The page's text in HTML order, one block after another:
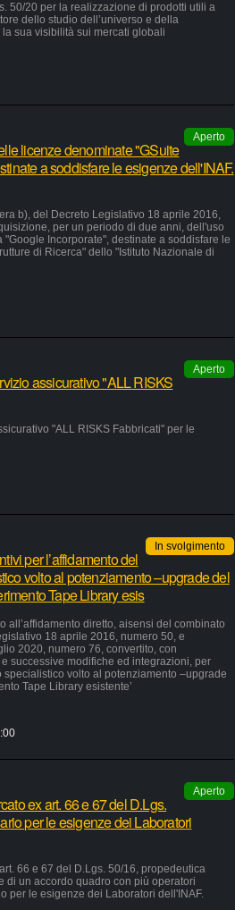
50/20 per la realizzazione di prodotti utili a
dello studio dell’universo e della
sua visibilità sui mercati globali
Aperto
licenze denominate "GSuite
a soddisfare le esigenze dell'INAF.
b), del Decreto Legislativo 18 aprile 2016,
per un periodo di due anni, dell'uso
Incorporate", destinate a soddisfare le
di Ricerca" dello "Istituto Nazionale di
Aperto
assicurativo "ALL RISKS
"ALL RISKS Fabbricati" per le
In svolgimento
per l’affidamento del
volto al potenziamento –upgrade del
Tape Library esis
diretto, aisensi del combinato
18 aprile 2016, numero 50, e
2020, numero 76, convertito, con
successive modifiche ed integrazioni, per
specialistico volto al potenziamento –upgrade
Tape Library esistente’
Aperto
ex art. 66 e 67 del D.Lgs.
per le esigenze dei Laboratori
66 e 67 del D.Lgs. 50/16, propedeutica
di un accordo quadro con più operatori
per le esigenze dei Laboratori dell'INAF.